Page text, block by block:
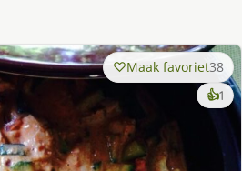
Maak favoriet38
👍1